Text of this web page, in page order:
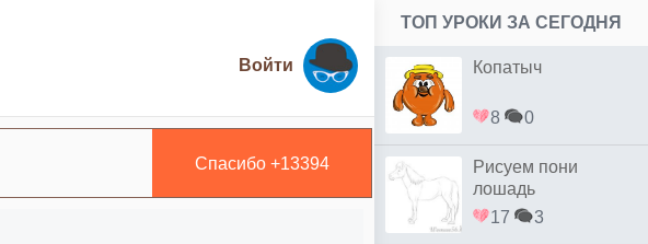
Войти
Спасибо +13394
ТОП УРОКИ ЗА СЕГОДНЯ
Копатыч
8 0
Рисуем пони
лошадь
17
3